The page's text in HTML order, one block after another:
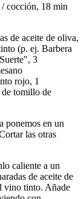
cocción, 18 min
de aceite de oliva,
(p. ej. Barbera
3
rojo, 1
de tomillo de
ponemos en un
las otras
caliente a un
de aceite de
vino tinto. Añade